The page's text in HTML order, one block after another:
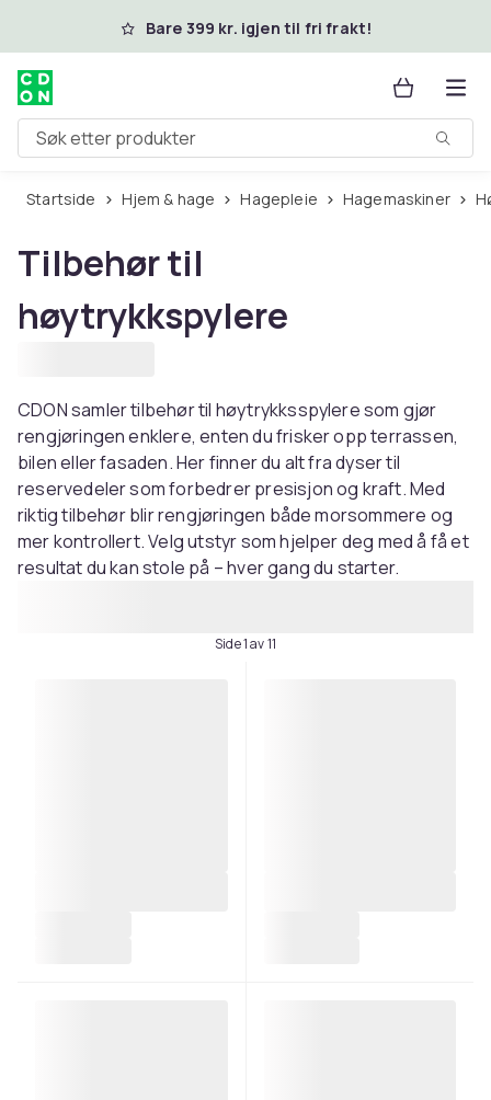
Hopp til hovedinnholdBare 399 kr. igjen til fri frakt!
Søk etter produkter
Startside Hjem & hage Hagepleie Hagemaskiner
Tilbehør til
høytrykkspylere
CDON samler tilbehør til høytrykksspylere som gjør
rengjøringen enklere, enten du frisker opp terrassen,
bilen eller fasaden. Her finner du alt fra dyser til
reservedeler som forbedrer presisjon og kraft. Med
riktig tilbehør blir rengjøringen både morsommere og
mer kontrollert. Velg utstyr som hjelper deg med å få et
resultat du kan stole på – hver gang du starter.
Side 1 av 11